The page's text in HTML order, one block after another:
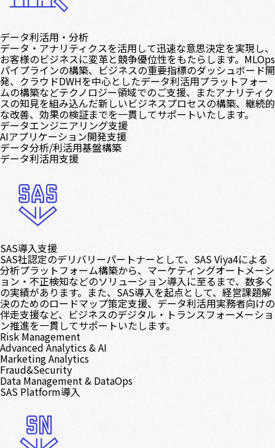
データ利活用・分析
データ・アナリティクスを活用して迅速な意思決定を実現し、
お客様のビジネスに変革と競争優位性をもたらします。MLOps
パイプラインの構築、ビジネスの重要指標のダッシュボード開
発、クラウドDWHを中心としたデータ利活用プラットフォー
ムの構築などテクノロジー領域でのご支援、またアナリティク
スの知見を組み込んだ新しいビジネスプロセスの構築、継続的
な改善、効果の検証までを一貫してサポートいたします。
データエンジニアリング支援
AIアプリケーション開発支援
データ分析/利活用基盤構築
データ利活用支援
SAS導入支援
SAS社認定のデリバリーパートナーとして、SAS Viya4による
分析プラットフォーム構築から、マーケティングオートメーシ
ョン・不正検知などのソリューション導入に至るまで、数多く
の実績があります。また、SAS導入を起点として、経営課題解
決のためのロードマップ策定支援、データ利活用実務者向けの
伴走支援など、ビジネスのデジタル・トランスフォーメーショ
ン推進を一貫してサポートいたします。
Risk Management
Advanced Analytics & AI
Marketing Analytics
Fraud&Security
Data Management & DataOps
SAS Platform導入